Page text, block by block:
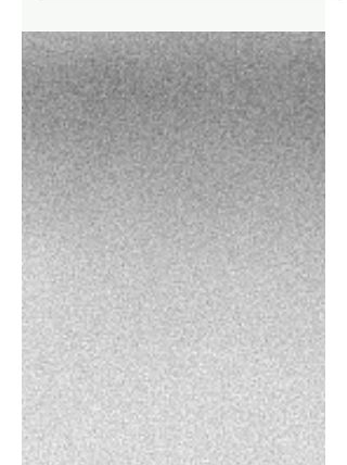
Microdramas. El peso de leve, un conjunto de
ensayos o de crónicas —acaso una novela—
sobre los pequeños dramas que componen la
existencia. Su hibridez seduce y las escenas
invitan a la identificación o a la búsqueda de los
microdramas propios. No será difícil
encontrarlos: del microdrama no se huye; deja
una marca muy profunda y personal,
irreconocible y subestimable para los otros.